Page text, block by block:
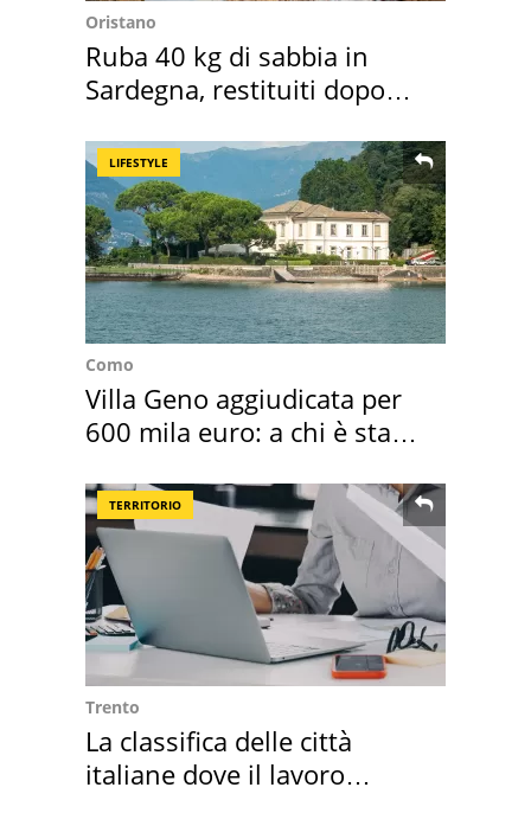
Oristano
Ruba 40 kg di sabbia in
Sardegna, restituiti dopo
LIFESTYLE
Como
Villa Geno aggiudicata per
600 mila euro: a chi è stata
TERRITORIO
Trento
La classifica delle città
italiane dove il lavoro